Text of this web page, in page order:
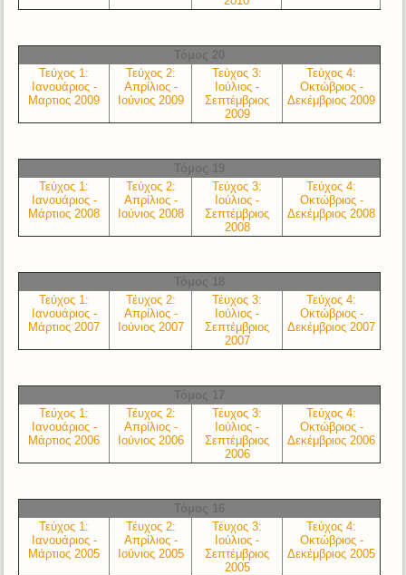
Τεύχος 1:
Ιανουάριος -
Μαρτιος 2009
Τεύχος 2:
Απρίλιος -
Ιούνιος 2009
Τεύχος 3:
Ιούλιος -
Σεπτέμβριος
2009
Τεύχος 4:
Οκτώβριος -
Δεκέμβριος 2009
Τεύχος 1:
Ιανουάριος -
Μάρτιος 2008
Τεύχος 2:
Απρίλιος -
Ιούνιος 2008
Τεύχος 3:
Ιούλιος -
Σεπτέμβριος
2008
Τεύχος 4:
Οκτώβριος -
Δεκέμβριος 2008
Τεύχος 1:
Ιανουάριος -
Μάρτιος 2007
Τέυχος 2:
Απρίλιος -
Ιούνιος 2007
Τέυχος 3:
Ιούλιος -
Σεπτέμβριος
2007
Τεύχος 4:
Οκτώβριος -
Δεκέμβριος 2007
Τεύχος 1:
Ιανουάριος -
Μάρτιος 2006
Τέυχος 2:
Απρίλιος -
Ιούνιος 2006
Τέυχος 3:
Ιούλιος -
Σεπτέμβριος
2006
Τεύχος 4:
Οκτώβριος -
Δεκέμβριος 2006
Τεύχος 1:
Ιανουάριος -
Μάρτιος 2005
Τέυχος 2:
Απρίλιος -
Ιούνιος 2005
Τέυχος 3:
Ιούλιος -
Σεπτέμβριος
2005
Τεύχος 4:
Οκτώβριος -
Δεκέμβριος 2005